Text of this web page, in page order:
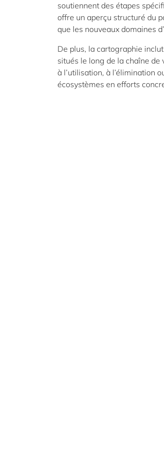
soutiennent des étapes
offre un aperçu structuré du
que les nouveaux domaines
De plus, la cartographie
situés le long de la chaîne
à l’utilisation, à l’élimination
écosystèmes en efforts